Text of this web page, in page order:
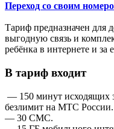
Переход со своим
Тариф предназначен для
выгодную связь и
ребёнка в интернете и за
В тариф входит
— 150 минут исходящих
безлимит на МТС России.
— 30 СМС.